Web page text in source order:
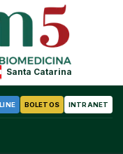
Santa Catarina
BOLETOS INTRANET